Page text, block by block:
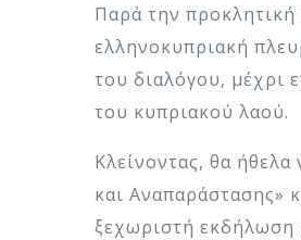
Παρά την
ελληνοκυπριακή
του διαλόγου, μέχρι
του κυπριακού λαού.
Κλείνοντας, θα
και Αναπαράστασης»
ξεχωριστή εκδήλωση